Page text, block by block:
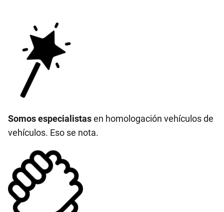
Somos especialistasen homologación vehículos de
vehículos. Eso se nota.